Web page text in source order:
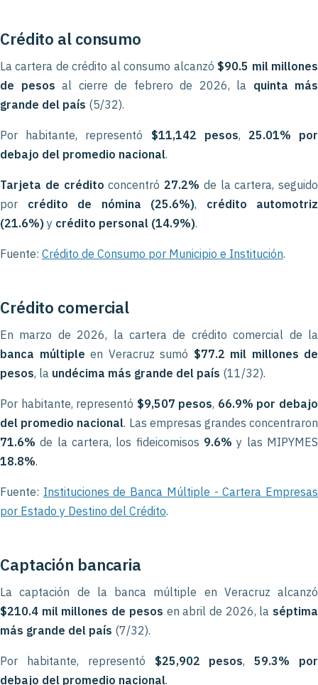
Crédito al consumo
La cartera de crédito al consumo alcanzó $90.5 mil millones
de pesos al cierre de febrero de 2026, la quinta más
grande del país (5/32).
Por habitante, representó $11,142 pesos, 25.01% por
debajo del promedio nacional.
Tarjeta de crédito concentró 27.2% de la cartera, seguido
por crédito de nómina (25.6%), crédito automotriz
(21.6%) y crédito personal (14.9%).
Fuente: Crédito de Consumo por Municipio e Institución.
Crédito comercial
En marzo de 2026, la cartera de crédito comercial de la
banca múltiple en Veracruz sumó $77.2 mil millones de
pesos, la undécima más grande del país (11/32).
Por habitante, representó $9,507 pesos, 66.9% por debajo
del promedio nacional. Las empresas grandes concentraron
71.6% de la cartera, los fideicomisos 9.6% y las MIPYMES
18.8%.
Fuente: Instituciones de Banca Múltiple - Cartera Empresas
por Estado y Destino del Crédito.
Captación bancaria
La captación de la banca múltiple en Veracruz alcanzó
$210.4 mil millones de pesos en abril de 2026, la séptima
más grande del país (7/32).
Por habitante, representó $25,902 pesos,59.3% por
debajo del promedio nacional.